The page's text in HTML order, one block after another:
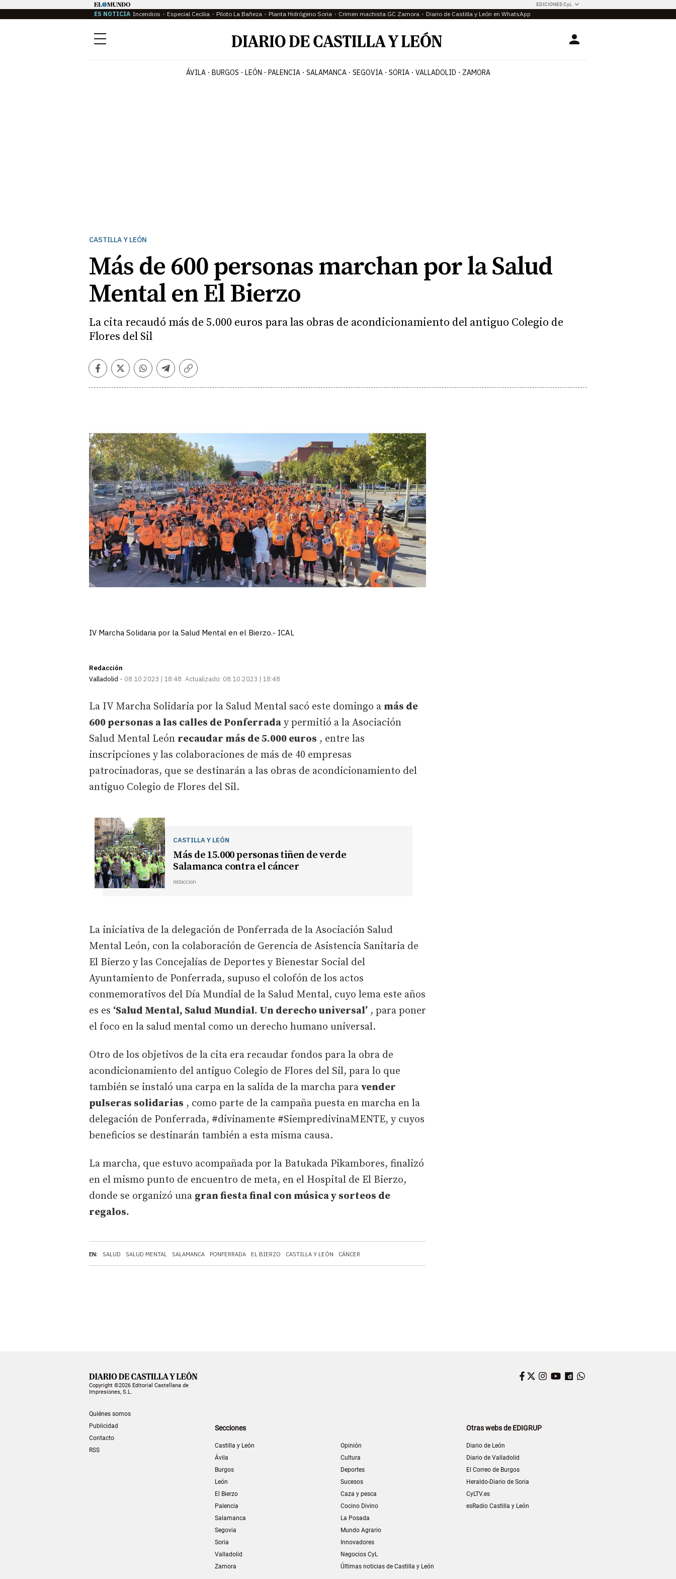
EDICIONES CyL
ES NOTICIA Incendios Especial Cecilia Piloto La Bañeza Planta Hidrógeno Soria Crimen machista GC Zamora Diario de Castilla y León en WhatsApp
Menú Login
ÁVILA BURGOS LEÓN PALENCIA SALAMANCA SEGOVIA SORIA VALLADOLID ZAMORA
CASTILLA Y LEÓN
Más de 600 personas marchan por la Salud
Mental en El Bierzo
La cita recaudó más de 5.000 euros para las obras de acondicionamiento del antiguo Colegio de
Flores del Sil
Facebook
TwitterWhatsapp
Telegram
Copiar
IV Marcha Solidaria por la Salud Mental en el Bierzo.- ICAL
Redacción
Valladolid
08.10.2023 | 18:48 Actualizado: 08.10.2023 | 18:48
EN: SALUD SALUD MENTAL SALAMANCA PONFERRADA EL BIERZO CASTILLA Y LEÓN CÁNCER
La IV Marcha Solidaria por la Salud Mental sacó este domingo a más de
600 personas a las calles de Ponferrada y permitió a la Asociación
Salud Mental León recaudar más de 5.000 euros , entre las
inscripciones y las colaboraciones de más de 40 empresas
patrocinadoras, que se destinarán a las obras de acondicionamiento del
antiguo Colegio de Flores del Sil.
CASTILLA Y LEÓN
Más de 15.000 personas tiñen de verde
Salamanca contra el cáncer
redaccion
La iniciativa de la delegación de Ponferrada de la Asociación Salud
Mental León, con la colaboración de Gerencia de Asistencia Sanitaria de
El Bierzo y las Concejalías de Deportes y Bienestar Social del
Ayuntamiento de Ponferrada, supuso el colofón de los actos
conmemorativos del Día Mundial de la Salud Mental, cuyo lema este años
es es ‘Salud Mental, Salud Mundial. Un derecho universal’ , para poner
el foco en la salud mental como un derecho humano universal.
Otro de los objetivos de la cita era recaudar fondos para la obra de
acondicionamiento del antiguo Colegio de Flores del Sil, para lo que
también se instaló una carpa en la salida de la marcha para vender
pulseras solidarias , como parte de la campaña puesta en marcha en la
delegación de Ponferrada, #divinamente #SiempredivinaMENTE, y cuyos
beneficios se destinarán también a esta misma causa.
La marcha, que estuvo acompañada por la Batukada Pikambores, finalizó
en el mismo punto de encuentro de meta, en el Hospital de El Bierzo,
donde se organizó una gran fiesta final con música y sorteos de
regalos.
Copyright ©2026 Editorial Castellana de
Impresiones, S.L.
Quiénes somos
Publicidad
Contacto
RSS
Facebook
Twitter
Instagram
YouTube
Dailymotion
Secciones
Castilla y León
Ávila
Burgos
León
El Bierzo
Palencia
Salamanca
Segovia
Soria
Valladolid
Zamora
Opinión
Cultura
Deportes
Sucesos
Caza y pesca
Cocino Divino
La Posada
Mundo Agrario
Innovadores
Negocios CyL
Últimas noticias de Castilla y León
Otras webs de EDIGRUP
Diario de León
Diario de Valladolid
El Correo de Burgos
Heraldo-Diario de Soria
CyLTV.es
esRadio Castilla y León